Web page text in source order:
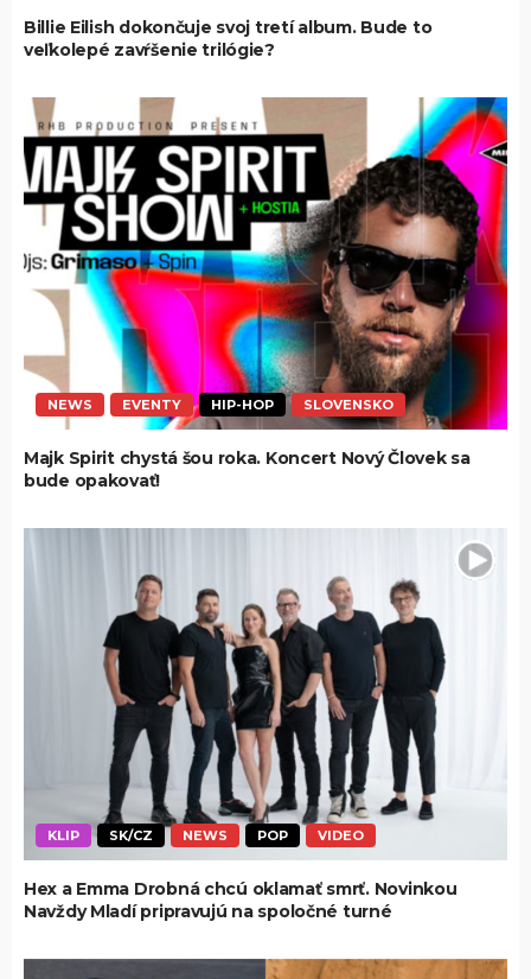
Billie Eilish dokončuje svoj tretí album. Bude to
veľkolepé zavŕšenie trilógie?
NEWS EVENTY HIP-HOP SLOVENSKO
Majk Spirit chystá šou roka. Koncert Nový Človek sa
bude opakovať!
KLIP SK/CZ NEWS POP VIDEO
Hex a Emma Drobná chcú oklamať smrť. Novinkou
Navždy Mladí pripravujú na spoločné turné